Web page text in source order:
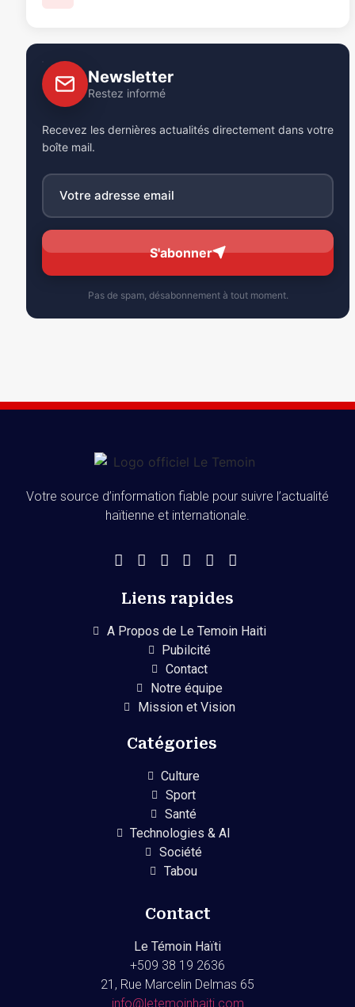
Newsletter
Restez informé
Recevez les dernières actualités directement dans votre
boîte mail.
S'abonner
Pas de spam, désabonnement à tout moment.
Votre source d’information fiable pour suivre l’actualité
haïtienne et internationale.
Liens rapides
A Propos de Le Temoin Haiti
Pubilcité
Contact
Notre équipe
Mission et Vision
Catégories
Culture
Sport
Santé
Technologies & AI
Société
Tabou
Contact
Le Témoin Haïti
+509 38 19 2636
21, Rue Marcelin Delmas 65
info@letemoinhaiti.com